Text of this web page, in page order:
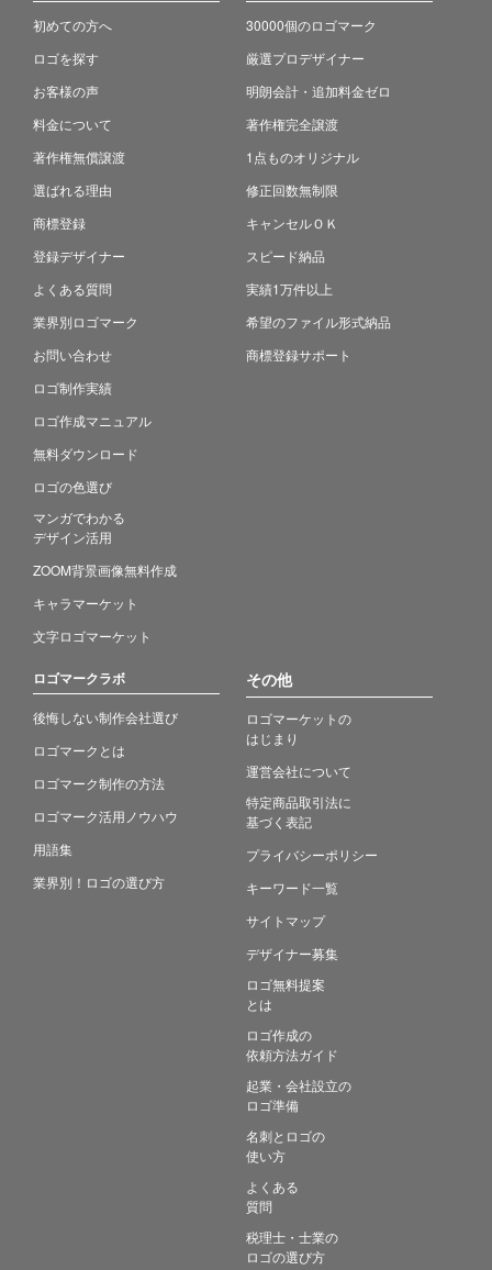
初めての方へ
ロゴを探す
お客様の声
料金について
著作権無償譲渡
選ばれる理由
商標登録
登録デザイナー
よくある質問
業界別ロゴマーク
お問い合わせ
ロゴ制作実績
ロゴ作成マニュアル
無料ダウンロード
ロゴの色選び
マンガでわかる
デザイン活用
ZOOM背景画像無料作成
キャラマーケット
文字ロゴマーケット
30000個のロゴマーク
厳選プロデザイナー
明朗会計・追加料金ゼロ
著作権完全譲渡
1点ものオリジナル
修正回数無制限
キャンセルＯＫ
スピード納品
実績1万件以上
希望のファイル形式納品
商標登録サポート
ロゴマークラボ
後悔しない制作会社選び
ロゴマークとは
ロゴマーク制作の方法
ロゴマーク活用ノウハウ
用語集
業界別！ロゴの選び方
その他
ロゴマーケットの
はじまり
運営会社について
特定商品取引法に
基づく表記
プライバシーポリシー
キーワード一覧
サイトマップ
デザイナー募集
ロゴ無料提案
とは
ロゴ作成の
依頼方法ガイド
起業・会社設立の
ロゴ準備
名刺とロゴの
使い方
よくある
質問
税理士・士業の
ロゴの選び方